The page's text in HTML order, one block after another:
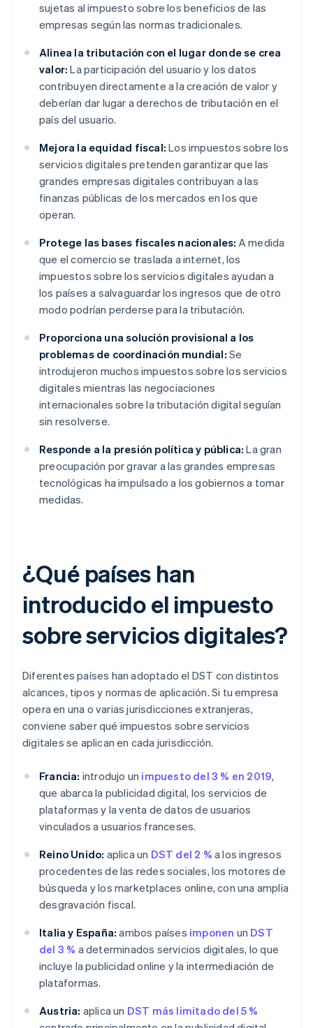
sujetas al impuesto sobre los beneficios de las
empresas según las normas tradicionales.
Alinea la tributación con el lugar donde se crea
valor: La participación del usuario y los datos
contribuyen directamente a la creación de valor y
deberían dar lugar a derechos de tributación en el
país del usuario.
Mejora la equidad fiscal: Los impuestos sobre los
servicios digitales pretenden garantizar que las
grandes empresas digitales contribuyan a las
finanzas públicas de los mercados en los que
operan.
Protege las bases fiscales nacionales: A medida
que el comercio se traslada a internet, los
impuestos sobre los servicios digitales ayudan a
los países a salvaguardar los ingresos que de otro
modo podrían perderse para la tributación.
Proporciona una solución provisional a los
problemas de coordinación mundial: Se
introdujeron muchos impuestos sobre los servicios
digitales mientras las negociaciones
internacionales sobre la tributación digital seguían
sin resolverse.
Responde a la presión política y pública: La gran
preocupación por gravar a las grandes empresas
tecnológicas ha impulsado a los gobiernos a tomar
medidas.
¿Qué países han
introducido el impuesto
sobre servicios digitales?
Diferentes países han adoptado el DST con distintos
alcances, tipos y normas de aplicación. Si tu empresa
opera en una o varias jurisdicciones extranjeras,
conviene saber qué impuestos sobre servicios
digitales se aplican en cada jurisdicción.
Francia: introdujo un impuesto del 3 % en 2019,
que abarca la publicidad digital, los servicios de
plataformas y la venta de datos de usuarios
vinculados a usuarios franceses.
Reino Unido: aplica un DST del 2 % a los ingresos
procedentes de las redes sociales, los motores de
búsqueda y los marketplaces online, con una amplia
desgravación fiscal.
Italia y España: ambos países imponen un DST
del 3 % a determinados servicios digitales, lo que
incluye la publicidad online y la intermediación de
plataformas.
Austria: aplica un DST más limitado del 5 %